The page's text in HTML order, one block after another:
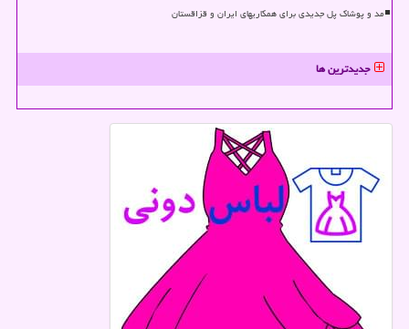
مد و پوشاک پل جدیدی برای همکاریهای ایران و قزاقستان
جدیدترین ها